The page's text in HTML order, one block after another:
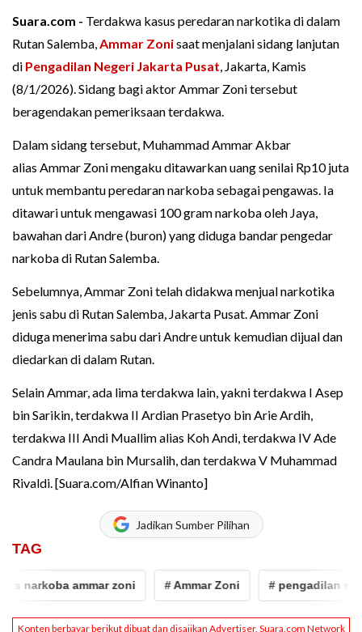
Suara.com - Terdakwa kasus peredaran narkotika di dalam
Rutan Salemba,Ammar Zonisaat menjalani sidang lanjutan
di Pengadilan Negeri Jakarta Pusat, Jakarta, Kamis
(8/1/2026). Sidang bagi aktor Ammar Zoni tersebut
beragendakan pemeriksaan terdakwa.
Dalam sidang tersebut, Muhammad Ammar Akbar
alias Ammar Zoni mengaku ditawarkan uang senilai Rp10 juta
untuk membantu peredaran narkoba sebagai pengawas. Ia
ditawari untuk mengawasi 100 gram narkoba oleh Jaya,
bawahan dari Andre (buron) yang diduga bandar pengedar
narkoba di Rutan Salemba.
Sebelumnya, Ammar Zoni telah didakwa menjual narkotika
jenis sabu di Rutan Salemba, Jakarta Pusat. Ammar Zoni
diduga menerima sabu dari Andre untuk kemudian dijual dan
diedarkan di dalam Rutan.
Selain Ammar, ada lima terdakwa lain, yakni terdakwa I Asep
bin Sarikin, terdakwa II Ardian Prasetyo bin Arie Ardih,
terdakwa III Andi Muallim alias Koh Andi, terdakwa IV Ade
Candra Maulana bin Mursalih, dan terdakwa V Muhammad
Rivaldi. [Suara.com/Alfian Winanto]
Jadikan Sumber Pilihan
TAG
ammar zoni # Ammar Zoni # pengadilan negeri